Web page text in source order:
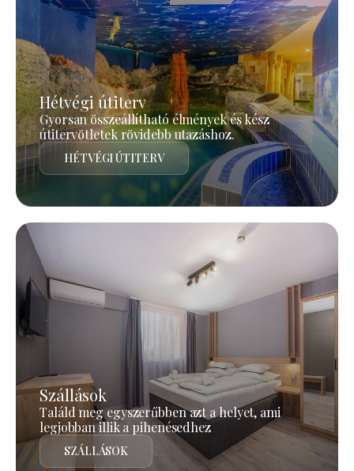
Hétvégi útiterv
Gyorsan összeállítható élmények és kész
útitervötletek rövidebb utazáshoz.
HÉTVÉGI ÚTITERV
Szállások
Találd meg egyszerűbben azt a helyet, ami
legjobban illik a pihenésedhez
SZÁLLÁSOK